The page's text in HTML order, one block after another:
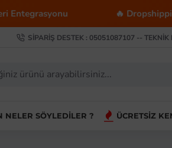
🔥 Dropshipping Bayi
SIPARIŞ DESTEK : 05051087107 --
NELER SÖYLEDILER ? ÜCRETSIZ